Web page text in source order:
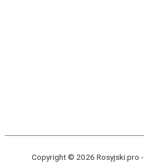
Copyright © 2026 Rosyjski.pro -